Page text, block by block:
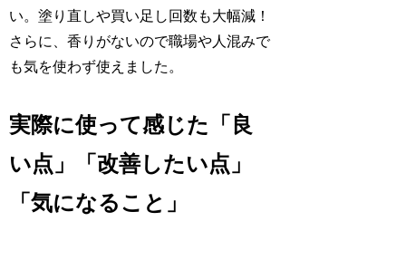
い。塗り直しや買い足し回数も大幅減！
さらに、香りがないので職場や人混みで
も気を使わず使えました。
実際に使って感じた「良
い点」「改善したい点」
「気になること」